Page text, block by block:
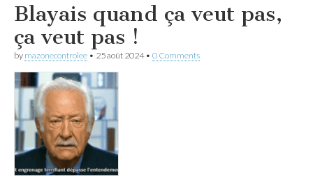
Blayais quand ça veut pas,
ça veut pas !
by mazonecontrolee • 25 août 2024• 0 Comments